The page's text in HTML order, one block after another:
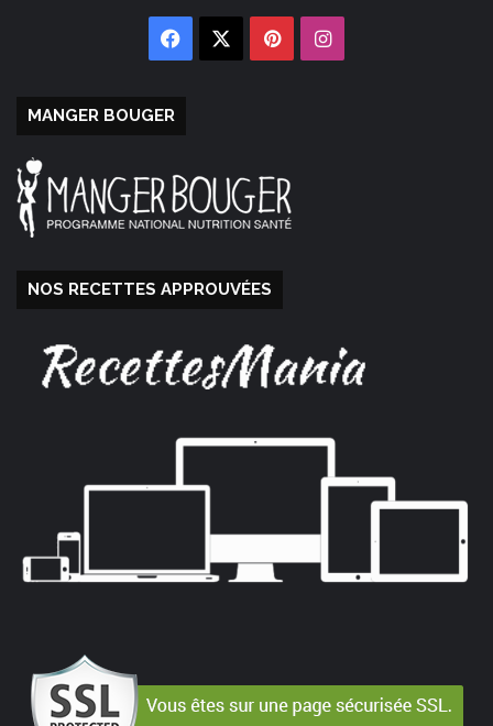
Facebook PinterestInstagram
MANGER BOUGER
NOS RECETTES APPROUVÉES